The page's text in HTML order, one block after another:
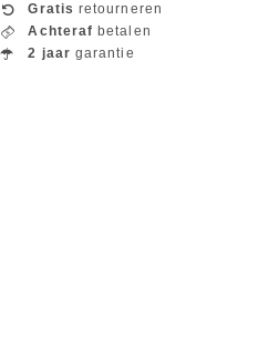
Gratis retourneren
Achteraf betalen
2 jaar garantie